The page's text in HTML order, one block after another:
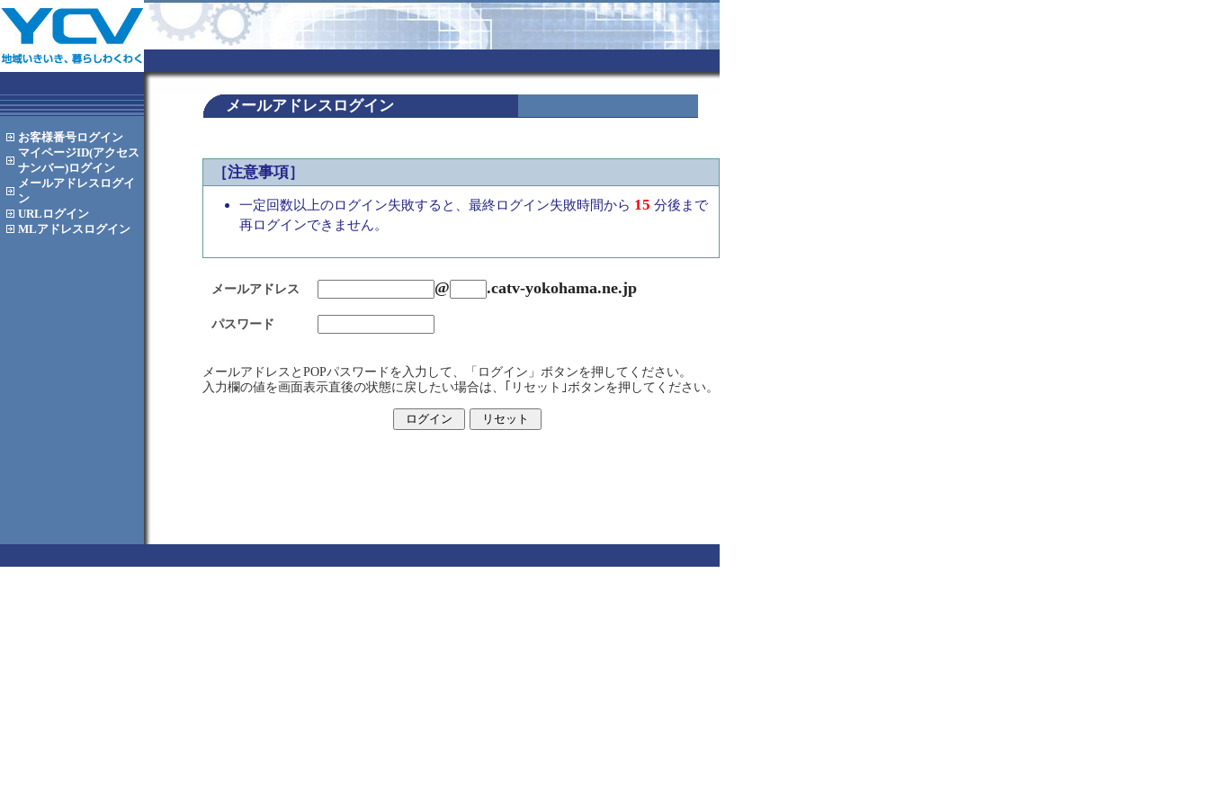
お客様番号ログイン
マイページID(アクセス
ナンバー)ログイン
メールアドレス ログイ
ン
URL ログイン
MLアドレス ログイン
メールアドレスログイン
［注意事項］
一定回数以上のログイン失敗すると、最終ログイン失敗時間から 15 分後まで
再ログインできません。
メールアドレス @ .catv-yokohama.ne.jp
パスワード
メールアドレスとPOPパスワードを入力して、「ログイン」ボタンを押してください。
入力欄の値を画面表示直後の状態に戻したい場合は、｢リセット｣ボタンを押してください。